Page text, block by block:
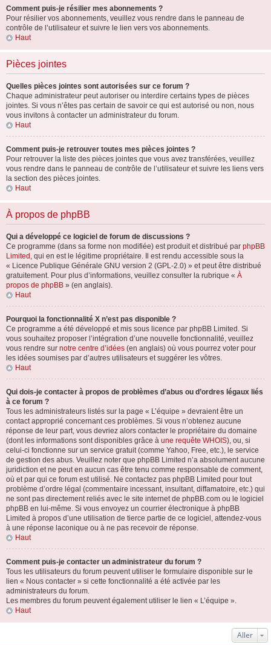
Comment puis-je résilier mes abonnements ?
Pour résilier vos abonnements, veuillez vous rendre dans le panneau de
contrôle de l’utilisateur et suivre le lien vers vos abonnements.
Haut
Pièces jointes
Quelles pièces jointes sont autorisées sur ce forum ?
Chaque administrateur peut autoriser ou interdire certains types de pièces
jointes. Si vous n’êtes pas certain de savoir ce qui est autorisé ou non, nous
vous invitons à contacter un administrateur du forum.
Haut
Comment puis-je retrouver toutes mes pièces jointes ?
Pour retrouver la liste des pièces jointes que vous avez transférées, veuillez
vous rendre dans le panneau de contrôle de l’utilisateur et suivre les liens vers
la section des pièces jointes.
Haut
À propos de phpBB
Qui a développé ce logiciel de forum de discussions ?
Ce programme (dans sa forme non modifiée) est produit et distribué par phpBB
Limited , qui en est le légitime propriétaire. Il est rendu accessible sous la
« Licence Publique Générale GNU version 2 (GPL-2.0) » et peut être distribué
gratuitement. Pour plus d’informations, veuillez consulter la rubrique « À
propos de phpBB » (en anglais).
Haut
Pourquoi la fonctionnalité X n’est pas disponible ?
Ce programme a été développé et mis sous licence par phpBB Limited. Si
vous souhaitez proposer l’intégration d’une nouvelle fonctionnalité, veuillez
vous rendre sur notre centre d’idées (en anglais) où vous pourrez voter pour
les idées soumises par d’autres utilisateurs et suggérer les vôtres.
Haut
Qui dois-je contacter à propos de problèmes d’abus ou d’ordres légaux liés
à ce forum ?
Tous les administrateurs listés sur la page « L’équipe » devraient être un
contact approprié concernant ces problèmes. Si vous n’obtenez aucune
réponse de leur part, vous devriez alors contacter le propriétaire du domaine
(dont les informations sont disponibles grâce à une requête WHOIS), ou, si
celui-ci fonctionne sur un service gratuit (comme Yahoo, Free, etc.), le service
de gestion des abus. Veuillez noter que phpBB Limited n’a absolument aucune
juridiction et ne peut en aucun cas être tenu comme responsable de comment,
où et par qui ce forum est utilisé. Ne contactez pas phpBB Limited pour tout
problème d’ordre légal (commentaire incessant, insultant, diffamatoire, etc.) qui
ne sont pas directement reliés avec le site internet de phpBB.com ou le logiciel
phpBB en lui-même. Si vous envoyez un courrier électronique à phpBB
Limited à propos d’une utilisation de tierce partie de ce logiciel, attendez-vous
à une réponse laconique ou à ne pas recevoir de réponse.
Haut
Comment puis-je contacter un administrateur du forum ?
Tous les utilisateurs du forum peuvent utiliser le formulaire disponible sur le
lien « Nous contacter » si cette fonctionnalité a été activée par les
administrateurs du forum.
Les membres du forum peuvent également utiliser le lien « L’équipe ».
Haut
Aller